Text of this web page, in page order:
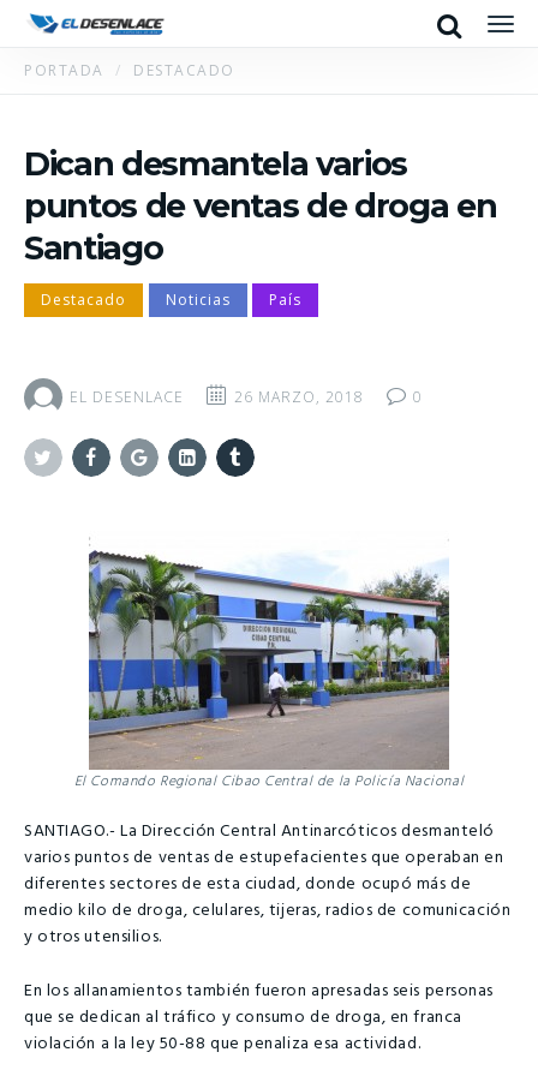
Search
PORTADA DESTACADO
Dican desmantela varios
puntos de ventas de droga en
Santiago
Destacado Noticias País
EL DESENLACE 26 MARZO, 2018 0
El Comando Regional Cibao Central de la Policía Nacional
SANTIAGO.- La Dirección Central Antinarcóticos desmanteló
varios puntos de ventas de estupefacientes que operaban en
diferentes sectores de esta ciudad, donde ocupó más de
medio kilo de droga, celulares, tijeras, radios de comunicación
y otros utensilios.
En los allanamientos también fueron apresadas seis personas
que se dedican al tráfico y consumo de droga, en franca
violación a la ley 50-88 que penaliza esa actividad.